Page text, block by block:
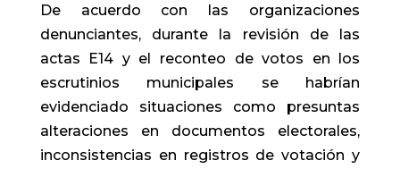
De acuerdo con las organizaciones
denunciantes, durante la revisión de las
actas E14 y el reconteo de votos en los
escrutinios municipales se habrían
evidenciado situaciones como presuntas
alteraciones en documentos electorales,
inconsistencias en registros de votación y